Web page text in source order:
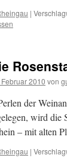
|
Februar 2010 von
der
wird die
– mit alten
|